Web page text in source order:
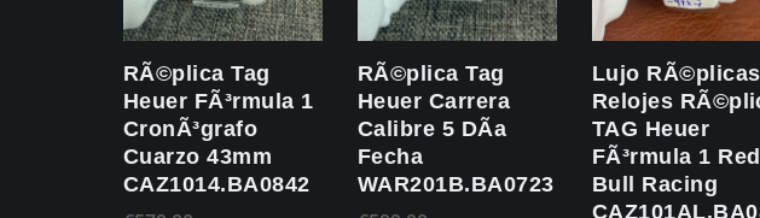
RÃ©plica Tag
Heuer FÃ³rmula 1
CronÃ³grafo
Cuarzo 43mm
CAZ1014.BA0842
RÃ©plica Tag
Heuer Carrera
Calibre 5 DÃ­a
Fecha
WAR201B.BA0723
Lujo RÃ©plicas
Relojes
TAG Heuer
FÃ³rmula 1 Red
Bull Racing